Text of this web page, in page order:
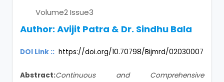
Volume2 Issue3
Author:Avijit Patra & Dr. Sindhu Bala
DOI Link :: https://doi.org/10.70798/Bijmrd/02030007
Abstract:Continuous and Comprehensive